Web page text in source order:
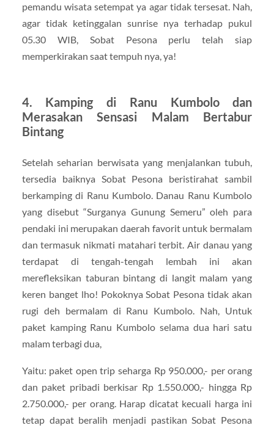
pemandu wisata setempat ya agar tidak tersesat. Nah,
agar tidak ketinggalan sunrise nya terhadap pukul
05.30 WIB, Sobat Pesona perlu telah siap
memperkirakan saat tempuh nya, ya!
4. Kamping di Ranu Kumbolo dan
Merasakan Sensasi Malam Bertabur
Bintang
Setelah seharian berwisata yang menjalankan tubuh,
tersedia baiknya Sobat Pesona beristirahat sambil
berkamping di Ranu Kumbolo. Danau Ranu Kumbolo
yang disebut “Surganya Gunung Semeru” oleh para
pendaki ini merupakan daerah favorit untuk bermalam
dan termasuk nikmati matahari terbit. Air danau yang
terdapat di tengah-tengah lembah ini akan
merefleksikan taburan bintang di langit malam yang
keren banget lho! Pokoknya Sobat Pesona tidak akan
rugi deh bermalam di Ranu Kumbolo. Nah, Untuk
paket kamping Ranu Kumbolo selama dua hari satu
malam terbagi dua,
Yaitu: paket open trip seharga Rp 950.000,- per orang
dan paket pribadi berkisar Rp 1.550.000,- hingga Rp
2.750.000,- per orang. Harap dicatat kecuali harga ini
tetap dapat beralih menjadi pastikan Sobat Pesona